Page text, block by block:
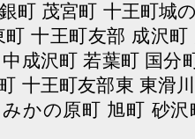
町 茂宮町 十王町城
十王町友部 成沢
成沢町 若葉町 国分
十王町友部東 東滑
かの原町 旭町 砂